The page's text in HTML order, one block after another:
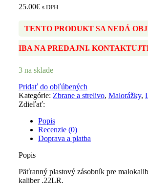
25.00€ s DPH
TENTO PRODUKT SA NEDÁ
IBA NA PREDAJNI.
3 na sklade
Pridať do obľúbených
Kategórie: Zbrane a strelivo, Malorážky,
Zdieľať:
Popis
Recenzie (0)
Doprava a platba
Popis
Päťranný plastový zásobník pre
kaliber .22LR.